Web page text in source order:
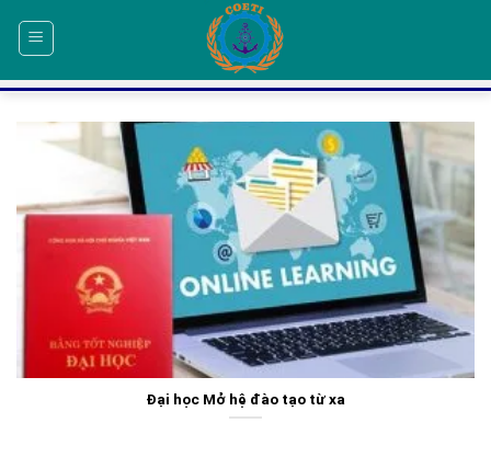
Đại học Mở hệ đào tạo từ xa